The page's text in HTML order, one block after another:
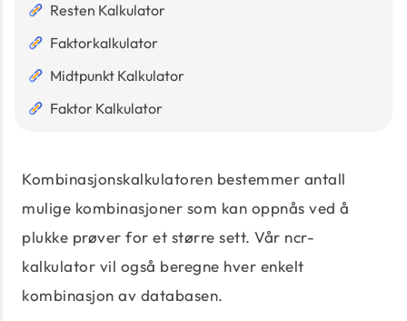
Resten Kalkulator
Faktorkalkulator
Midtpunkt Kalkulator
Faktor Kalkulator
Kombinasjonskalkulatoren bestemmer antall
mulige kombinasjoner som kan oppnås ved å
plukke prøver for et større sett. Vår ncr-
kalkulator vil også beregne hver enkelt
kombinasjon av databasen.